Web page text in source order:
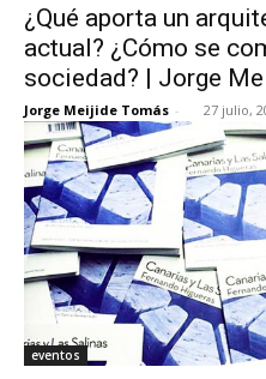
¿Qué aporta un
actual? ¿Cómo se
sociedad? | Jorge
Jorge Meijide Tomás - 27 julio,
eventos